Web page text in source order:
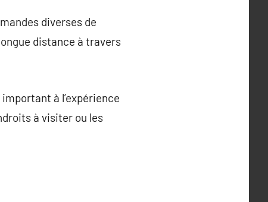
diverses de
distance à travers
à l’expérience
à visiter ou les